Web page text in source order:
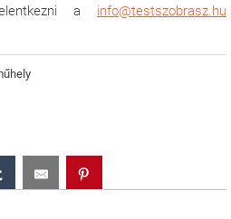
a info@testszobrasz.hu